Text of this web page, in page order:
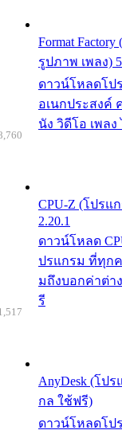
Format
รูปภาพ เพลง)
ดาวน์โหลดโป
อเนกประสงค์
นัง วิดีโอ เพลง
CPU-Z (โปรแ
2.20.1
ดาวน์โหลด
ปรแกรม ที่ทุกค
มถึงบอกค่าต่า
รี
AnyDesk (โป
กล ใช้ฟรี)
ดาวน์โหลดโป